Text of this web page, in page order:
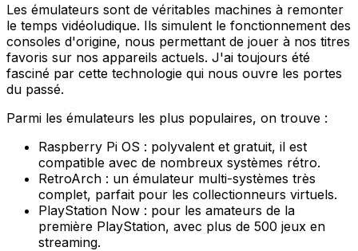
Les émulateurs sont de véritables machines à remonter
le temps vidéoludique. Ils simulent le fonctionnement des
consoles d'origine, nous permettant de jouer à nos titres
favoris sur nos appareils actuels. J'ai toujours été
fasciné par cette technologie qui nous ouvre les portes
du passé.
Parmi les émulateurs les plus populaires, on trouve :
Raspberry Pi OS : polyvalent et gratuit, il est
compatible avec de nombreux systèmes rétro.
RetroArch : un émulateur multi-systèmes très
complet, parfait pour les collectionneurs virtuels.
PlayStation Now : pour les amateurs de la
première PlayStation, avec plus de 500 jeux en
streaming.